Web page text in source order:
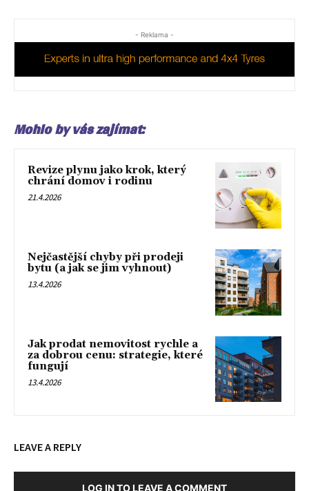
- Reklama -
Mohlo by vás zajímat:
Revize plynu jako krok, který
chrání domov i rodinu
21.4.2026
Nejčastější chyby při prodeji
bytu (a jak se jim vyhnout)
13.4.2026
Jak prodat nemovitost rychle a
za dobrou cenu: strategie, které
fungují
13.4.2026
LEAVE A REPLY
LOG IN TO LEAVE A COMMENT